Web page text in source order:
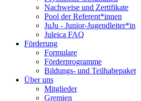
Nachweise und Zertifikate
Pool der Referent*innen
JuJu - Junior-Jugendleiter*in
Juleica FAQ
Förderung
Formulare
Förderprogramme
Bildungs- und Teilhabepaket
Über uns
Mitglieder
Gremien